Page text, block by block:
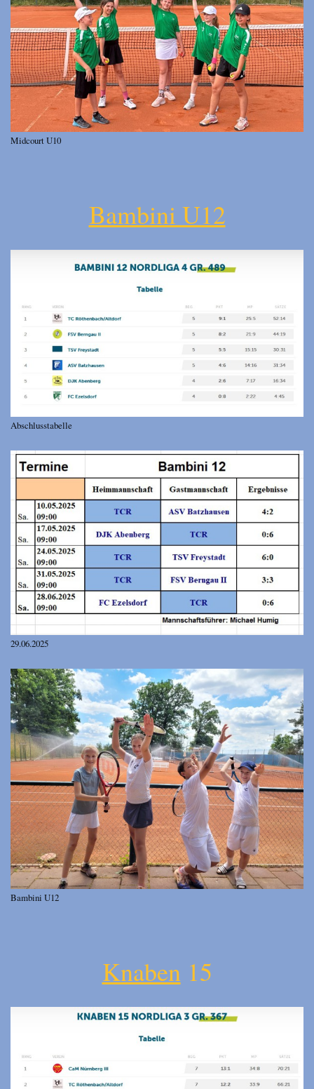
Midcourt U10
Bambini U12
Abschlusstabelle
29.06.2025
Bambini U12
Knaben 15